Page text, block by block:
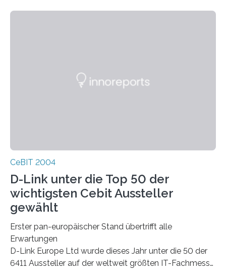
CeBIT 2004
D-Link unter die Top 50 der
wichtigsten Cebit Aussteller
gewählt
Erster pan-europäischer Stand übertrifft alle
Erwartungen
D-Link Europe Ltd wurde dieses Jahr unter die 50 der
6411 Aussteller auf der weltweit größten IT-Fachmesse